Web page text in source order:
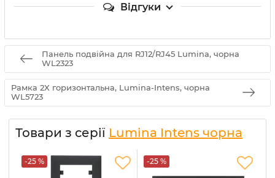
Відгуки
Панель подвійна для RJ12/RJ45 Lumina, чорна
WL2323
Рамка 2X горизонтальна, Lumina-Intens, чорна
WL5723
Товари з серії Lumina Intens чорна
-25 % -25 %